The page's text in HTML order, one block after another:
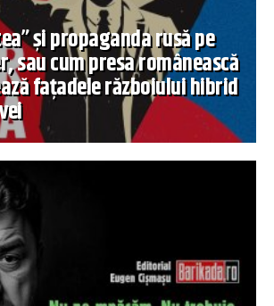
și propaganda rusă pe
sau cum presa românească
fațadele războiului hibrid